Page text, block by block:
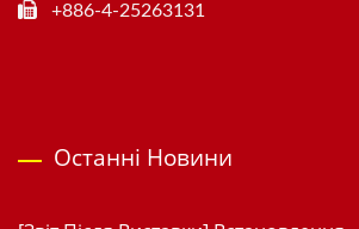
+886-4-25263131
Останні Новини